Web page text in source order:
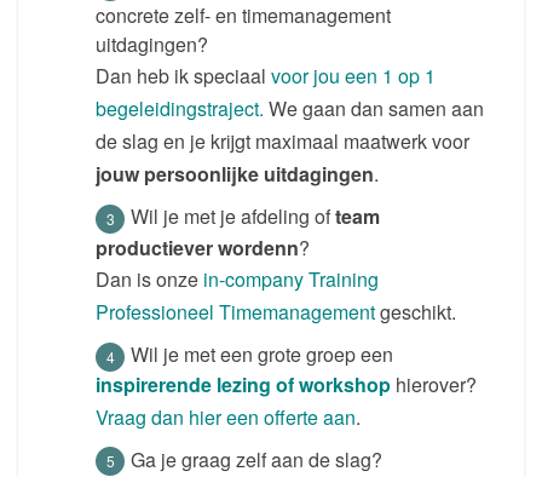
concrete zelf- en timemanagement
uitdagingen?
Dan heb ik speciaal voor jou een 1 op 1
begeleidingstraject. We gaan dan samen aan
de slag en je krijgt maximaal maatwerk voor
jouw persoonlijke uitdagingen.
Wil je met je afdeling ofteam
productiever wordenn?
Dan is onze in-company Training
Professioneel Timemanagementgeschikt.
Wil je met een grote groep een
inspirerende lezing of workshop hierover?
Vraag dan hier een offerte aan.
Ga je graag zelf aan de slag?